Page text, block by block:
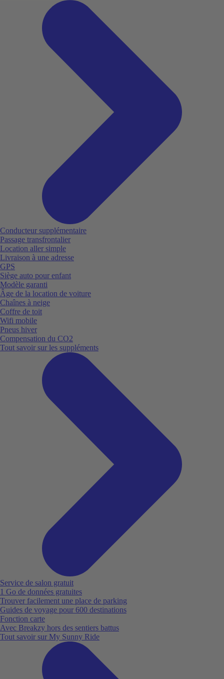
Conducteur supplémentaire
Passage transfrontalier
Location aller simple
Livraison à une adresse
GPS
Siège auto pour enfant
Modèle garanti
Âge de la location de voiture
Chaînes à neige
Coffre de toit
Wifi mobile
Pneus hiver
Compensation du CO2
Tout savoir sur les suppléments
Service de salon gratuit
1 Go de données gratuites
Trouver facilement une place de parking
Guides de voyage pour 600 destinations
Fonction carte
Avec Breakzy hors des sentiers battus
Tout savoir sur My Sunny Ride